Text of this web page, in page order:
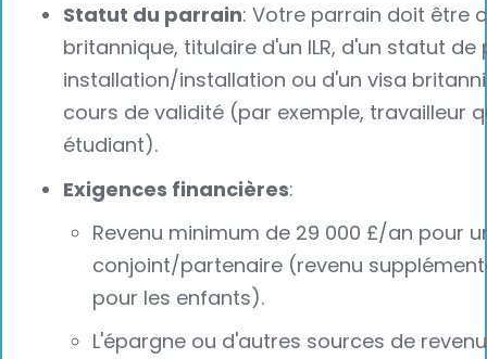
Statut du parrain: Votre parrain doit être
britannique, titulaire d'un ILR, d'un statut de
installation/installation ou d'un visa
cours de validité (par exemple, travailleur
étudiant).
Exigences financières:
Revenu minimum de 29 000 £/an pour
conjoint/partenaire (revenu
pour les enfants).
L'épargne ou d'autres sources de